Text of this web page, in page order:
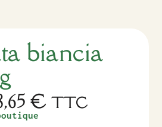
biancia
€ TTC